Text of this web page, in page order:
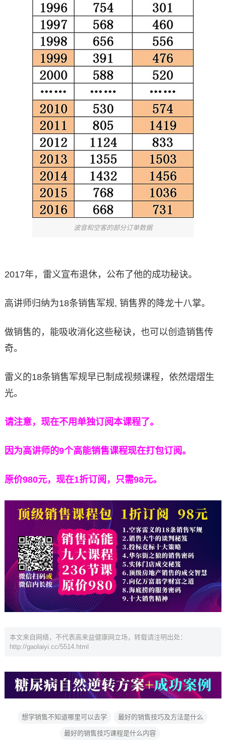
波音和空客的部分订单数据
2017年，雷义宣布退休，公布了他的成功秘诀。
高讲师归纳为18条销售军规, 销售界的降龙十八掌。
做销售的，能吸收消化这些秘诀，也可以创造销售传
奇。
雷义的18条销售军规早已制成视频课程，依然熠熠生
光。
请注意，现在不用单独订阅本课程了。
因为高讲师的9个高能销售课程现在打包订阅。
原价980元，现在1折订阅，只需98元。
本文来自网络，不代表高来益健康网立场，转载请注明出处：
http://gaolaiyi.cc/5514.html
想学销售不知道哪里可以去学 最好的销售技巧及方法是什么
最好的销售技巧课程是什么内容